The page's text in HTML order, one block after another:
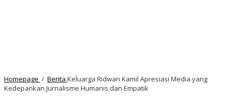
Homepage / Berita Keluarga Ridwan Kamil Apresiasi Media yang
Kedepankan Jurnalisme Humanis dan Empatik